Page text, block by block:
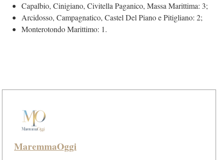
Capalbio, Cinigiano, Civitella Paganico, Massa Marittima: 3;
Arcidosso, Campagnatico, Castel Del Piano e Pitigliano: 2;
Monterotondo Marittimo: 1.
MaremmaOggi